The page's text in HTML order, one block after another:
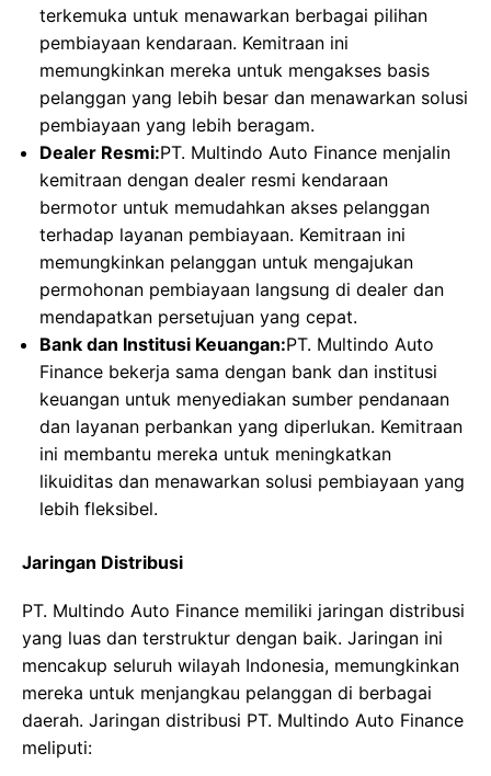
terkemuka untuk menawarkan berbagai pilihan
pembiayaan kendaraan. Kemitraan ini
memungkinkan mereka untuk mengakses basis
pelanggan yang lebih besar dan menawarkan solusi
pembiayaan yang lebih beragam.
Dealer Resmi:PT. Multindo Auto Finance menjalin
kemitraan dengan dealer resmi kendaraan
bermotor untuk memudahkan akses pelanggan
terhadap layanan pembiayaan. Kemitraan ini
memungkinkan pelanggan untuk mengajukan
permohonan pembiayaan langsung di dealer dan
mendapatkan persetujuan yang cepat.
Bank dan Institusi Keuangan:PT. Multindo Auto
Finance bekerja sama dengan bank dan institusi
keuangan untuk menyediakan sumber pendanaan
dan layanan perbankan yang diperlukan. Kemitraan
ini membantu mereka untuk meningkatkan
likuiditas dan menawarkan solusi pembiayaan yang
lebih fleksibel.
Jaringan Distribusi
PT. Multindo Auto Finance memiliki jaringan distribusi
yang luas dan terstruktur dengan baik. Jaringan ini
mencakup seluruh wilayah Indonesia, memungkinkan
mereka untuk menjangkau pelanggan di berbagai
daerah. Jaringan distribusi PT. Multindo Auto Finance
meliputi: